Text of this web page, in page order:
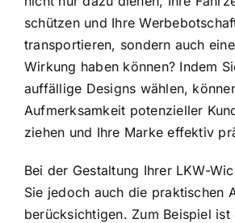
schützen und Ihre
transportieren, sondern auch
Wirkung haben können? Indem
auffällige Designs wählen,
Aufmerksamkeit potenzieller
ziehen und Ihre Marke effektiv
Bei der Gestaltung Ihrer LKW-
Sie jedoch auch die praktischen
berücksichtigen. Zum Beispiel